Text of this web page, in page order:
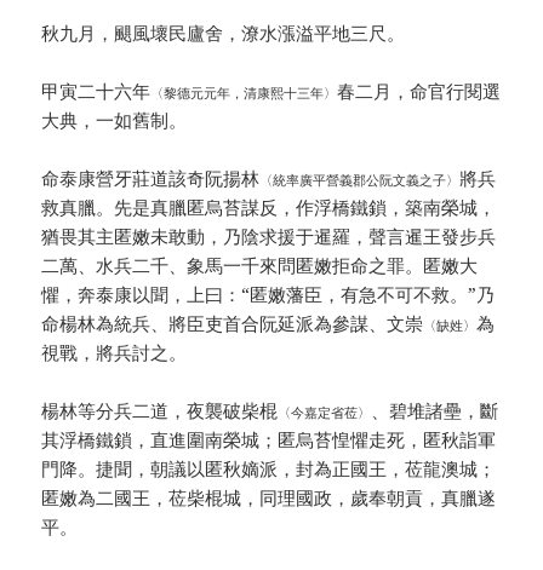
秋九月，颶風壞民廬舍，潦水漲溢平地三尺。
甲寅二十六年 〈黎德元元年，清康熙十三年〉春二月，命官行閱選
大典，一如舊制。
命泰康營牙莊道該奇阮揚林 〈統率廣平營義郡公阮文義之子〉將兵
救真臘。先是真臘匿烏苔謀反，作浮橋鐵鎖，築南榮城，
猶畏其主匿嫩未敢動，乃陰求援于暹羅，聲言暹王發步兵
二萬、水兵二千、象馬一千來問匿嫩拒命之罪。匿嫩大
懼，奔泰康以聞，上曰：“匿嫩藩臣，有急不可不救。”乃
命楊林為統兵、將臣吏首合阮延派為參謀、文崇 〈缺姓〉為
視戰，將兵討之。
楊林等分兵二道，夜襲破柴棍 〈今嘉定省莅〉
、碧堆諸壘，斷
其浮橋鐵鎖，直進圍南榮城；匿烏苔惶懼走死，匿秋詣軍
門降。捷聞，朝議以匿秋嫡派，封為正國王，莅龍澳城；
匿嫩為二國王，莅柴棍城，同理國政，歲奉朝貢，真臘遂
平。